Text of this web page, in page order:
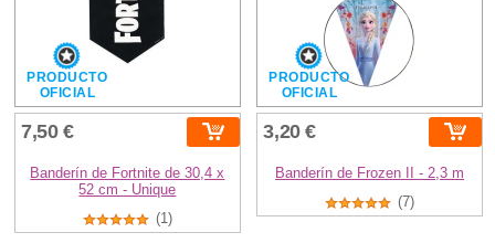
PRODUCTO
OFICIAL
7,50 €
Banderín de Fortnite de 30,4 x
52 cm - Unique
(1)
PRODUCTO
OFICIAL
3,20 €
Banderín de Frozen II - 2,3 m
(7)